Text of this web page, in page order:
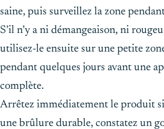
saine, puis surveillez la zone
S’il n’y a ni démangeaison, ni
utilisez-le ensuite sur une petite
pendant quelques jours avant une
complète.
Arrêtez immédiatement le produit si
une brûlure durable, constatez un